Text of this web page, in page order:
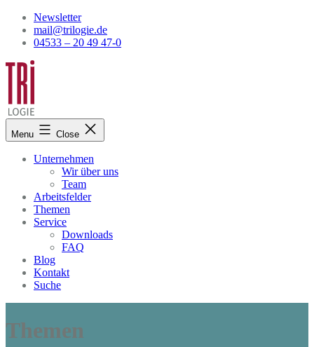
Skip
content
Newsletter
mail@trilogie.de
04533 – 20 49 47-0
Menu Close
Unternehmen
Wir über uns
Team
Arbeitsfelder
Themen
Service
Downloads
FAQ
Blog
Kontakt
Suche
Themen